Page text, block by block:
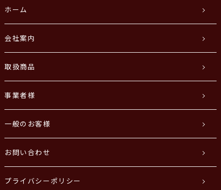
ホーム
会社案内
取扱商品
事業者様
一般のお客様
お問い合わせ
プライバシーポリシー